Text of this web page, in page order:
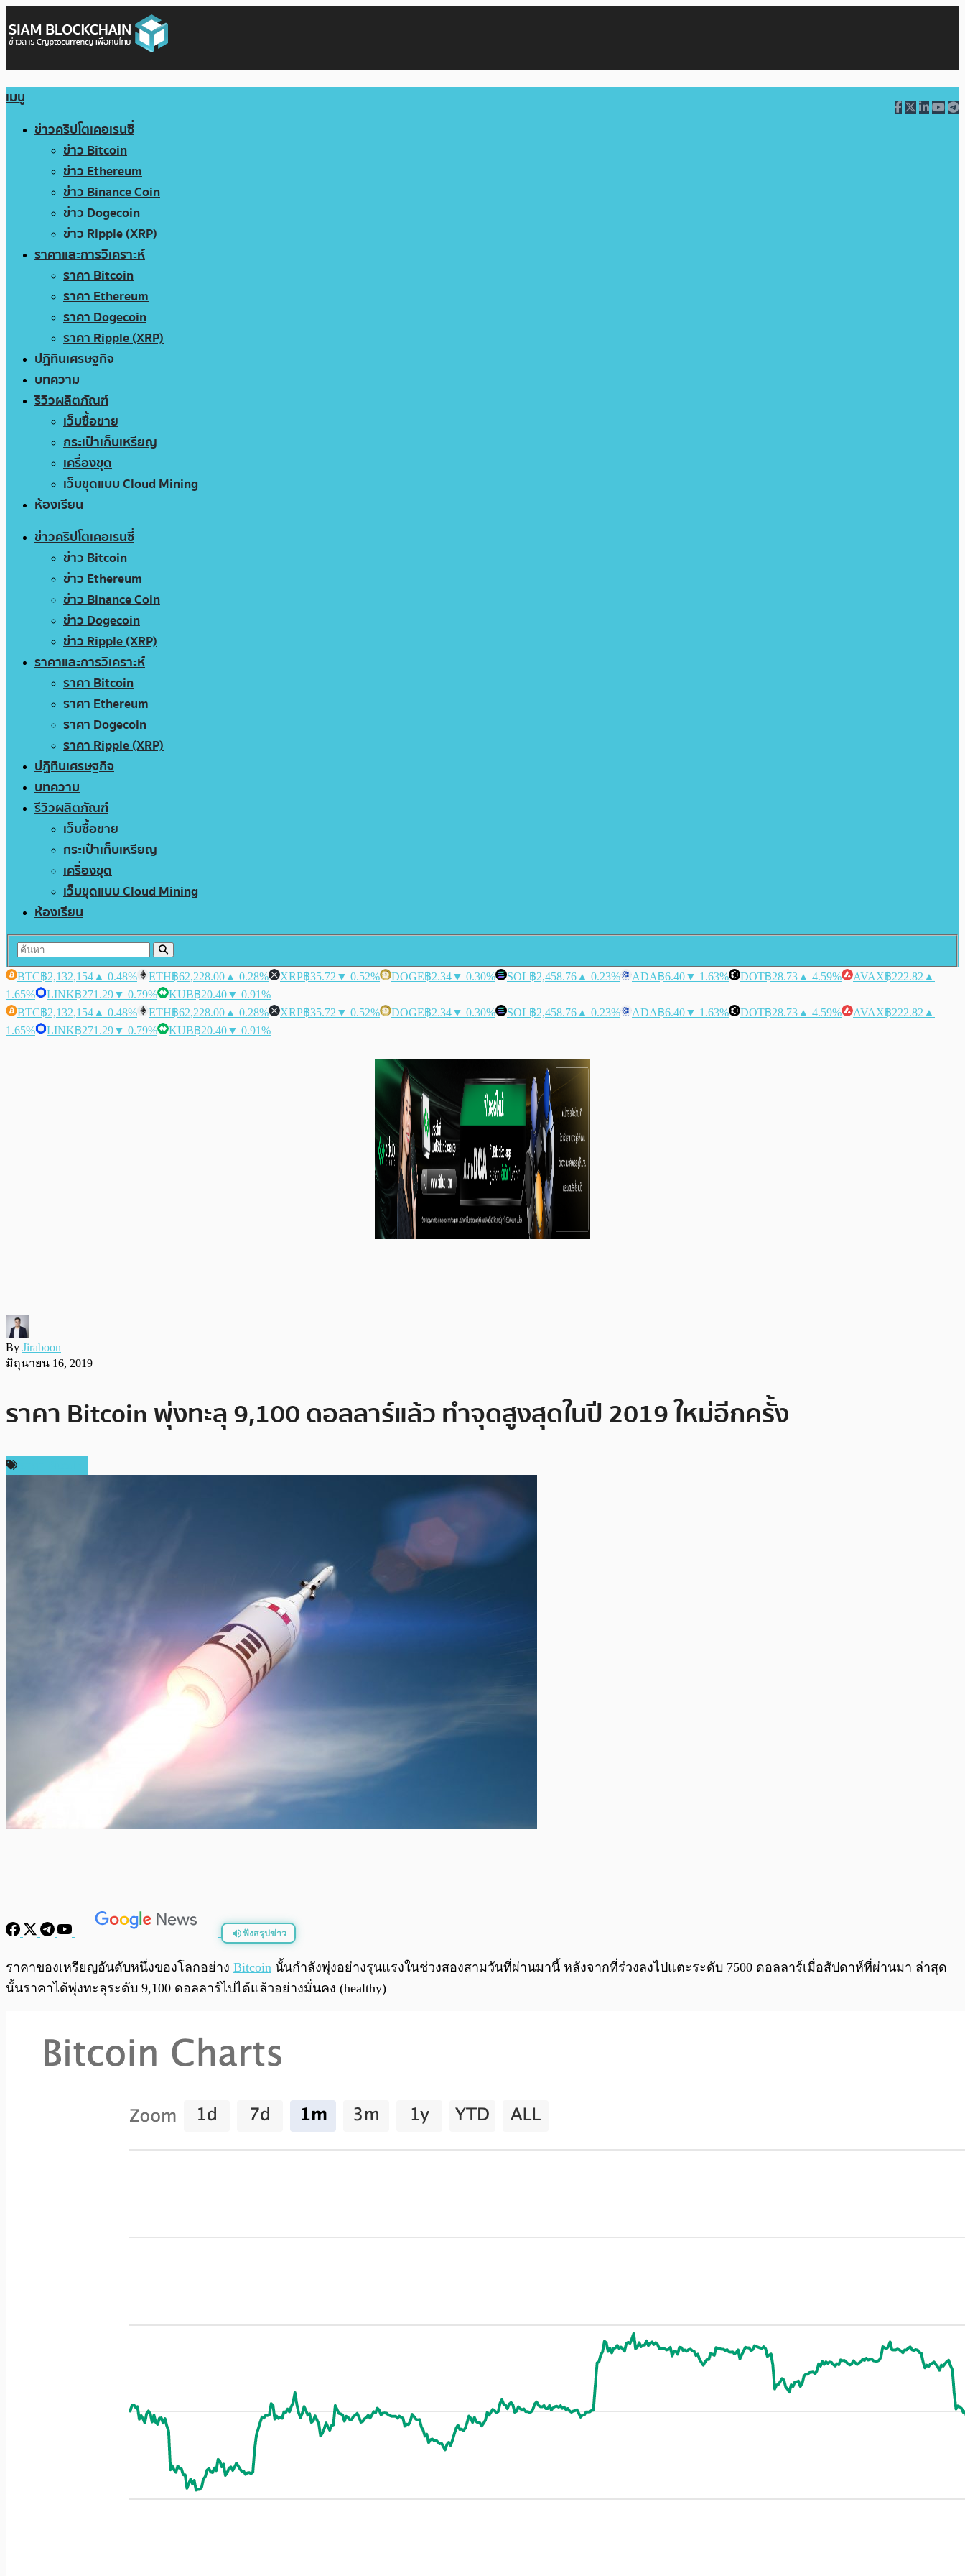
เมนู
ข่าวคริปโตเคอเรนซี่
ข่าว Bitcoin
ข่าว Ethereum
ข่าว Binance Coin
ข่าว Dogecoin
ข่าว Ripple (XRP)
ราคาและการวิเคราะห์
ราคา Bitcoin
ราคา Ethereum
ราคา Dogecoin
ราคา Ripple (XRP)
ปฏิทินเศรษฐกิจ
บทความ
รีวิวผลิตภัณฑ์
เว็บซื้อขาย
กระเป๋าเก็บเหรียญ
เครื่องขุด
เว็บขุดแบบ Cloud Mining
ห้องเรียน
ข่าวคริปโตเคอเรนซี่
ข่าว Bitcoin
ข่าว Ethereum
ข่าว Binance Coin
ข่าว Dogecoin
ข่าว Ripple (XRP)
ราคาและการวิเคราะห์
ราคา Bitcoin
ราคา Ethereum
ราคา Dogecoin
ราคา Ripple (XRP)
ปฏิทินเศรษฐกิจ
บทความ
รีวิวผลิตภัณฑ์
เว็บซื้อขาย
กระเป๋าเก็บเหรียญ
เครื่องขุด
เว็บขุดแบบ Cloud Mining
ห้องเรียน
BTC฿2,132,154 ▲ 0.48% ETH฿62,228.00 ▲ 0.28% XRP฿35.72 ▼ 0.52% DOGE฿2.34▼ 0.30% SOL฿2,458.76 ▲ 0.23% ADA฿6.40▼ 1.63% DOT฿28.73 ▲ 4.59% AVAX฿222.82 ▲
1.65%
LINK฿271.29▼ 0.79% KUB฿20.40▼ 0.91%
BTC฿2,132,154 ▲ 0.48% ETH฿62,228.00 ▲ 0.28% XRP฿35.72 ▼ 0.52% DOGE฿2.34▼ 0.30% SOL฿2,458.76 ▲ 0.23% ADA฿6.40▼ 1.63% DOT฿28.73 ▲ 4.59% AVAX฿222.82 ▲
1.65%
LINK฿271.29▼ 0.79% KUB฿20.40▼ 0.91%
By Jiraboon
มิถุนายน 16, 2019
ราคา Bitcoin พุ่งทะลุ 9,100 ดอลลาร์แล้ว ทำจุดสูงสุดในปี 2019 ใหม่อีกครั้ง
ฟังสรุปข่าว
พร้อมเล่น 0:00
ราคาของเหรียญอันดับหนึ่งของโลกอย่าง Bitcoin นั้นกำลังพุ่งอย่างรุนแรงในช่วงสองสามวันที่ผ่านมานี้ หลังจากที่ร่วงลงไปแตะระดับ 7500 ดอลลาร์เมื่อสัปดาห์ที่ผ่านมา ล่าสุด
นั้นราคาได้พุ่งทะลุระดับ 9,100 ดอลลาร์ไปได้แล้วอย่างมั่นคง (healthy)